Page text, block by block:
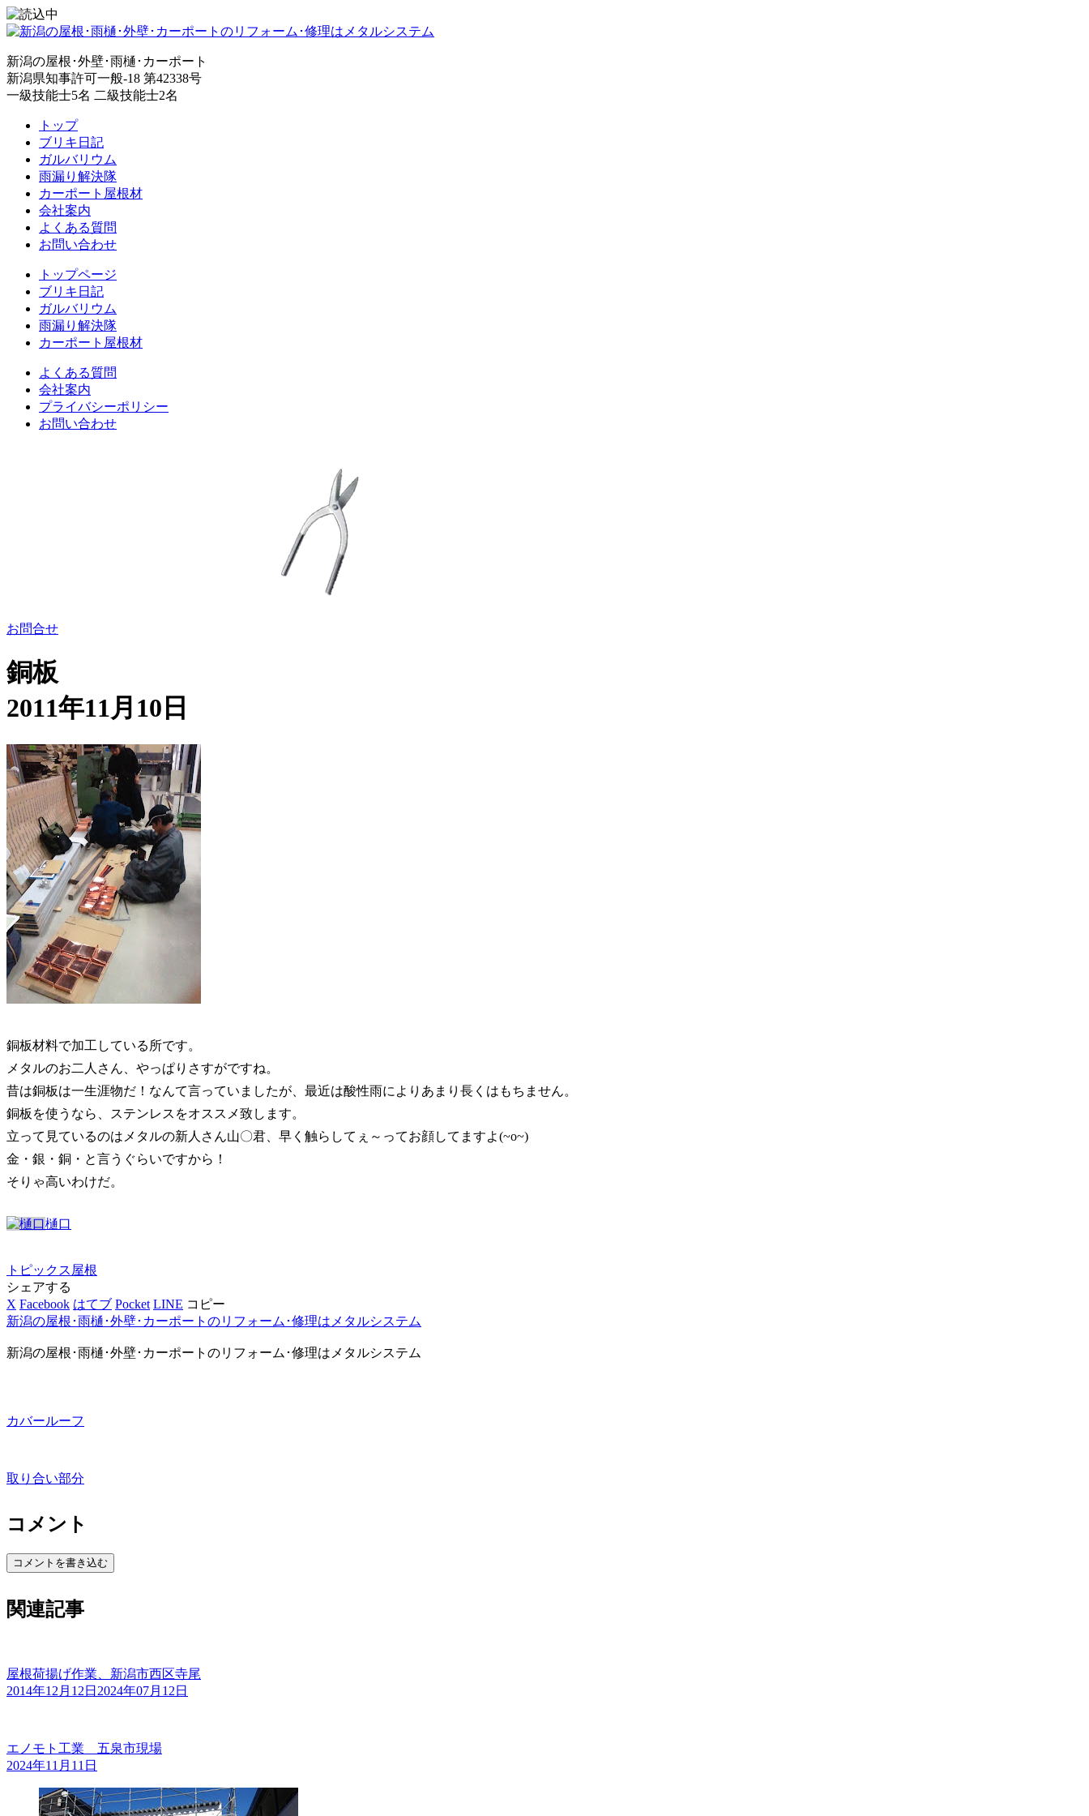
新潟の屋根･外壁･雨樋･カーポート
新潟県知事許可一般-18 第42338号
一級技能士5名 二級技能士2名
トップ
ブリキ日記
ガルバリウム
雨漏り解決隊
カーポート屋根材
会社案内
よくある質問
お問い合わせ
トップページ
ブリキ日記
ガルバリウム
雨漏り解決隊
カーポート屋根材
よくある質問
会社案内
プライバシーポリシー
お問い合わせ
お問合せ
銅板
2011年11月10日
銅板材料で加工している所です。
メタルのお二人さん、やっぱりさすがですね。
昔は銅板は一生涯物だ！なんて言っていましたが、最近は酸性雨によりあまり長くはもちません。
銅板を使うなら、ステンレスをオススメ致します。
立って見ているのはメタルの新人さん山〇君、早く触らしてぇ～ってお顔してますよ(~o~)
金・銀・銅・と言うぐらいですから！
そりゃ高いわけだ。
樋口
トピックス屋根
シェアする
X Facebook はてブ Pocket LINE コピー
新潟の屋根･雨樋･外壁･カーポートのリフォーム･修理はメタルシステム
新潟の屋根･雨樋･外壁･カーポートのリフォーム･修理はメタルシステム
カバールーフ
取り合い部分
コメント
コメントを書き込む
関連記事
屋根荷揚げ作業、新潟市西区寺尾
2014年12月12日 2024年07月12日
エノモト工業 五泉市現場
2024年11月11日